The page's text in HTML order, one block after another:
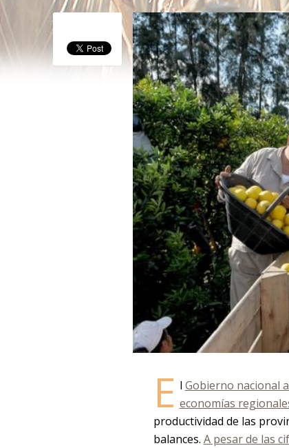
E l Gobierno nacional
economías
productividad de las
balances. A pesar de las